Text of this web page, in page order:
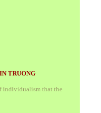
TRUONG
individualism that the